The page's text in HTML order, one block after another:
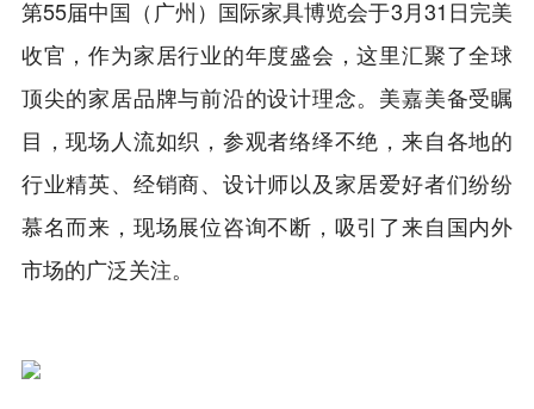
第55届中国（广州）国际家具博览会于3月31日完美
收官，作为家居行业的年度盛会，这里汇聚了全球
顶尖的家居品牌与前沿的设计理念。美嘉美备受瞩
目，现场人流如织，参观者络绎不绝，来自各地的
行业精英、经销商、设计师以及家居爱好者们纷纷
慕名而来，现场展位咨询不断，吸引了来自国内外
市场的广泛关注。